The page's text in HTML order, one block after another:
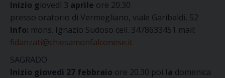
Inizio giovedì 3 aprile ore 20.30
presso oratorio di Vermegliano, viale Garibaldi, 52
Info: mons. Ignazio Sudoso cell. 3478633451 mail:
fidanzati@chiesamonfalconese.it
SAGRADO
Inizio giovedì 27 febbraio ore 20.30 poi la domenica